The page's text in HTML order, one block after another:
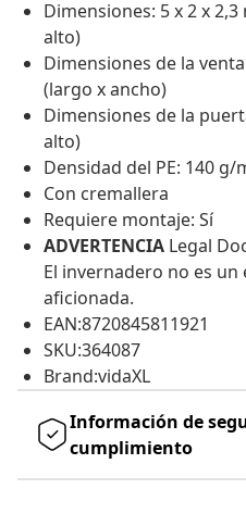
Dimensiones: 5 x 2 x
alto)
Dimensiones de la
(largo x ancho)
Dimensiones de la
alto)
Densidad del PE: 140 g/
Con cremallera
Requiere montaje: Sí
ADVERTENCIA Legal
El invernadero no es
aficionada.
EAN:8720845811921
SKU:364087
Brand:vidaXL
Información de
cumplimiento